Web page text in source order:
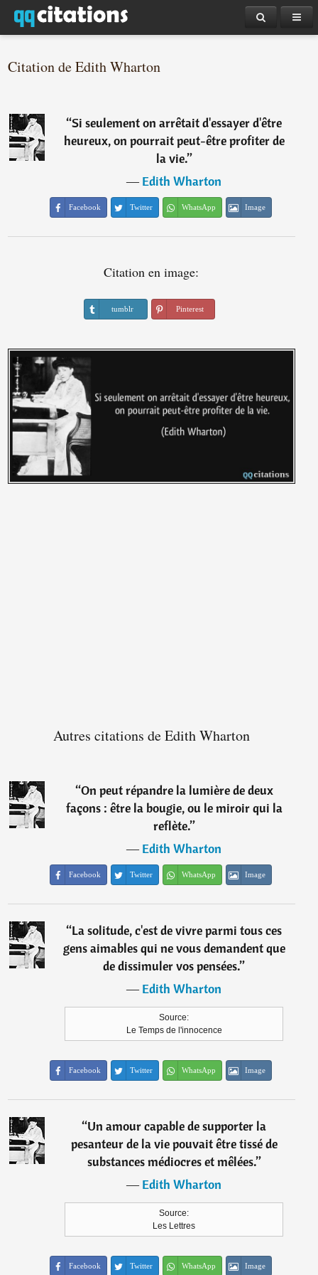
Citation de Edith Wharton
“Si seulement on arrêtait d'essayer d'être
heureux, on pourrait peut-être profiter de
la vie.”
―Edith Wharton
Facebook Twitter WhatsApp Image
Citation en image:
tumblr Pinterest
Autres citations de Edith Wharton
“On peut répandre la lumière de deux
façons : être la bougie, ou le miroir qui la
reflète.”
―Edith Wharton
Facebook Twitter WhatsApp Image
“La solitude, c'est de vivre parmi tous ces
gens aimables qui ne vous demandent que
de dissimuler vos pensées.”
―Edith Wharton
Source:
Le Temps de l'innocence
Facebook Twitter WhatsApp Image
“Un amour capable de supporter la
pesanteur de la vie pouvait être tissé de
substances médiocres et mêlées.”
―Edith Wharton
Source:
Les Lettres
Facebook Twitter WhatsApp Image